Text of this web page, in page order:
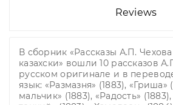
Reviews
В сборник «Рассказы А.П.
казахски» вошли 10 рассказов
русском оригинале и в
язык: «Размазня» (1883), «Гриша»
мальчик» (1883), «Радость»